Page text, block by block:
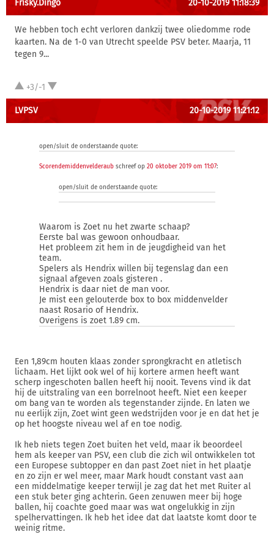
Frisky.Dingo 20-10-2019 11:18:39
We hebben toch echt verloren dankzij twee oliedomme rode
kaarten. Na de 1-0 van Utrecht speelde PSV beter. Maarja, 11
tegen 9...
+3/-1
LVPSV 20-10-2019 11:21:12
open/sluit de onderstaande quote:
Scorendemiddenvelderaub schreef op 20 oktober 2019 om 11:07:
open/sluit de onderstaande quote:
Waarom is Zoet nu het zwarte schaap?
Eerste bal was gewoon onhoudbaar.
Het probleem zit hem in de jeugdigheid van het
team.
Spelers als Hendrix willen bij tegenslag dan een
signaal afgeven zoals gisteren .
Hendrix is daar niet de man voor.
Je mist een gelouterde box to box middenvelder
naast Rosario of Hendrix.
Overigens is zoet 1.89 cm.
Een 1,89cm houten klaas zonder sprongkracht en atletisch
lichaam. Het lijkt ook wel of hij kortere armen heeft want
scherp ingeschoten ballen heeft hij nooit. Tevens vind ik dat
hij de uitstraling van een borrelnoot heeft. Niet een keeper
om bang van te worden als tegenstander zijnde. En laten we
nu eerlijk zijn, Zoet wint geen wedstrijden voor je en dat het je
op het hoogste niveau wel af en toe nodig.
Ik heb niets tegen Zoet buiten het veld, maar ik beoordeel
hem als keeper van PSV, een club die zich wil ontwikkelen tot
een Europese subtopper en dan past Zoet niet in het plaatje
en zo zijn er wel meer, maar Mark houdt constant vast aan
een middelmatige keeper terwijl je zag dat het met Ruiter al
een stuk beter ging achterin. Geen zenuwen meer bij hoge
ballen, hij coachte goed maar was wat ongelukkig in zijn
spelhervattingen. Ik heb het idee dat dat laatste komt door te
weinig ritme.